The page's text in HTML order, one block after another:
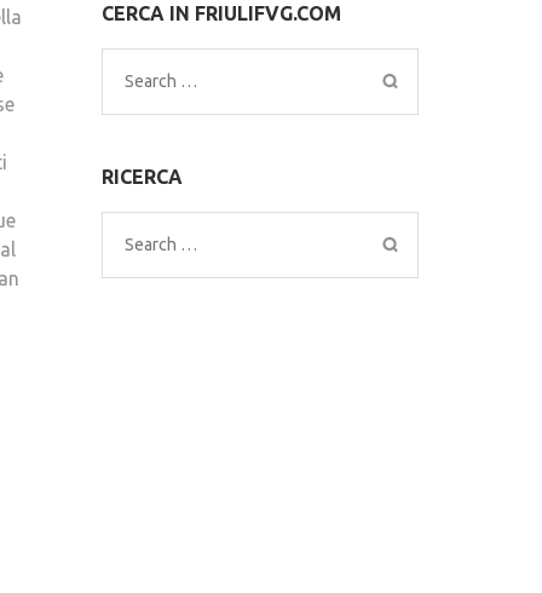
CERCA IN FRIULIFVG.COM
Search
for:
RICERCA
Search
for: